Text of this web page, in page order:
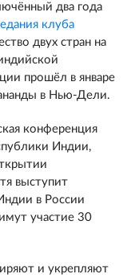
два года
клуба
двух стран на
прошёл в январе
в Нью-Дели.
конференция
Индии,
выступит
в России
участие 30
и укрепляют